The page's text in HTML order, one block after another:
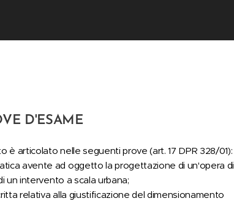
D'ESAME
è articolato nelle seguenti prove (art. 17 DPR 328/01):
avente ad oggetto la progettazione di un'opera di
un intervento a scala urbana;
relativa alla giustificazione del dimensionamento